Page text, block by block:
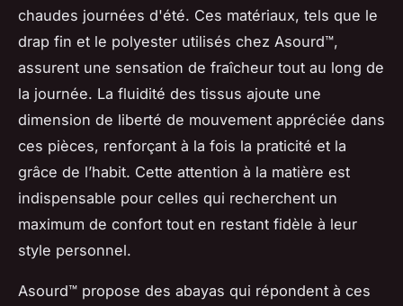
chaudes journées d'été. Ces matériaux, tels que le
drap fin et le polyester utilisés chez Asourd™,
assurent une sensation de fraîcheur tout au long de
la journée. La fluidité des tissus ajoute une
dimension de liberté de mouvement appréciée dans
ces pièces, renforçant à la fois la praticité et la
grâce de l’habit. Cette attention à la matière est
indispensable pour celles qui recherchent un
maximum de confort tout en restant fidèle à leur
style personnel.
Asourd™ propose des abayas qui répondent à ces